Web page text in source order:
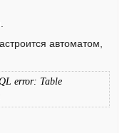
автоматом,
error: Table